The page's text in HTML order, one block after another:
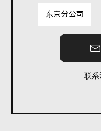
东京分公司
联系